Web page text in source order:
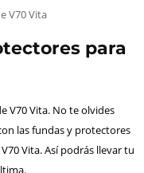
V70 Vita
para
V70 Vita. No te olvides
las fundas y protectores
Vita. Así podrás llevar tu